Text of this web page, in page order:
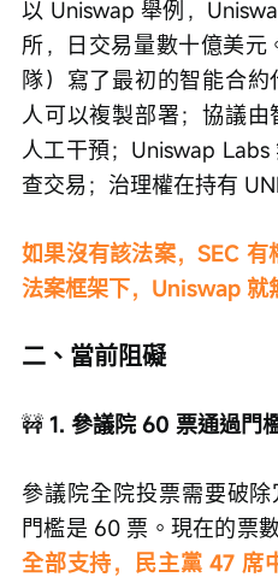
以 Uniswap 舉例，
所，日交易量數十億美元
隊）寫了最初的智能合
人可以複製部署；協議
人工干預；Uniswap
查交易；治理權在持有
如果沒有該法案，SEC
法案框架下，Uniswap 就
二、當前阻礙
🚧 1. 參議院 60 票通過門
參議院全院投票需要破除
門檻是 60 票。現在的票
全部支持，民主黨 47 席